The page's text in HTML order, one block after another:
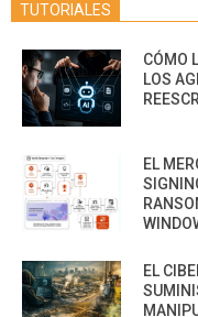
TUTORIALES
CÓMO
LOS
EL
EL